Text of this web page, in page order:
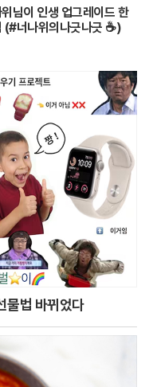
님이 인생 업그레이드 한
방법 (#너나위의나긋나긋 ☕)
물법 바뀌었다